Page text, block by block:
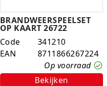
BRANDWEERSPEELSET
OP KAART 26722
Code
341210
EAN
8711866267224
Op voorraad
Bekijken